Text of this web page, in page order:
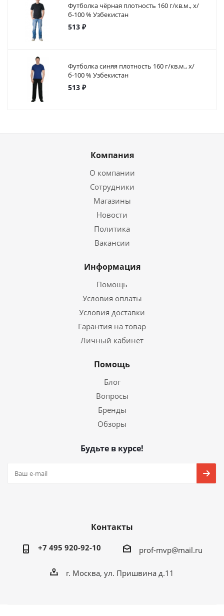
Футболка чёрная плотность 160 г/кв.м., х/
б-100 % Узбекистан
513 ₽
Футболка синяя плотность 160 г/кв.м., х/
б-100 % Узбекистан
513 ₽
Компания
О компании
Сотрудники
Магазины
Новости
Политика
Вакансии
Информация
Помощь
Условия оплаты
Условия доставки
Гарантия на товар
Личный кабинет
Помощь
Блог
Вопросы
Бренды
Обзоры
Будьте в курсе!
Контакты
+7 495 920-92-10 prof-mvp@mail.ru
г. Москва, ул. Пришвина д.11